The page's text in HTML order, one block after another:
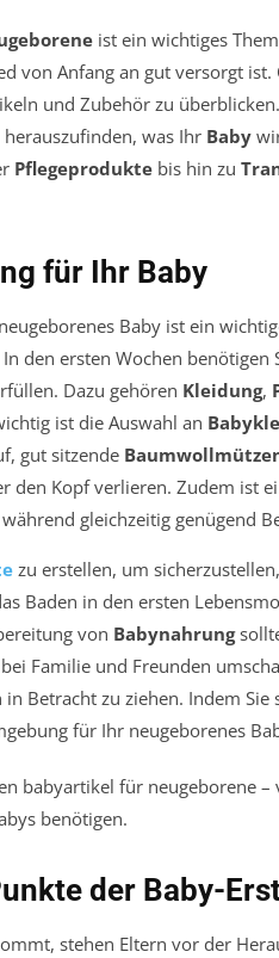
ist ein wichtiges
von Anfang an gut versorgt
und Zubehör zu
was Ihr Baby
Pflegeprodukte bis hin zu
für Ihr Baby
Baby ist ein
den ersten Wochen benötigen
Dazu gehören Kleidung,
ist die Auswahl an
gut sitzende
den Kopf verlieren. Zudem ist
gleichzeitig genügend
zu erstellen, um
Baden in den ersten
von Babynahrung
Familie und Freunden
Betracht zu ziehen. Indem
für Ihr neugeborenes
der Baby-
stehen Eltern vor der